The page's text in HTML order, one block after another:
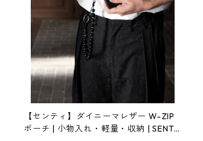
【センティ】ダイニーマレザー W-ZIP
ポーチ | 小物入れ・軽量・収納 | SENTI |